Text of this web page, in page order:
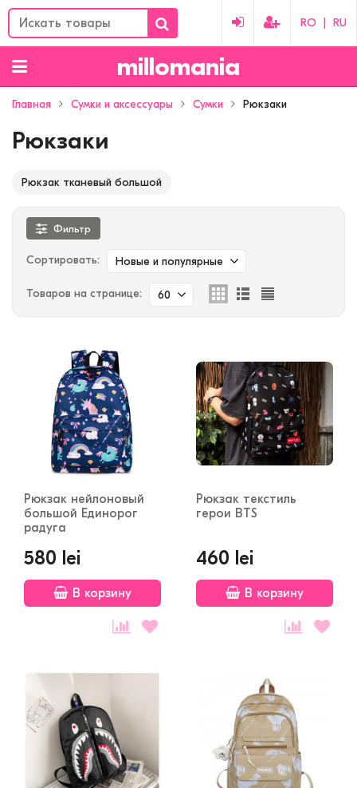
RO RU
millomania
Главная Сумки и аксессуары Сумки Рюкзаки
Рюкзаки
Рюкзак тканевый большой
Фильтр
Сортировать: Новые и популярные
Товаров на странице: 60
Рюкзак нейлоновый
большой Единорог
радуга
580 lei
В корзину
Рюкзак текстиль
герои BTS
460 lei
В корзину